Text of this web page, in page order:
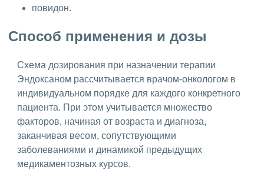
повидон.
Способ применения и дозы
Схема дозирования при назначении терапии
Эндоксаном рассчитывается врачом-онкологом в
индивидуальном порядке для каждого конкретного
пациента. При этом учитывается множество
факторов, начиная от возраста и диагноза,
заканчивая весом, сопутствующими
заболеваниями и динамикой предыдущих
медикаментозных курсов.